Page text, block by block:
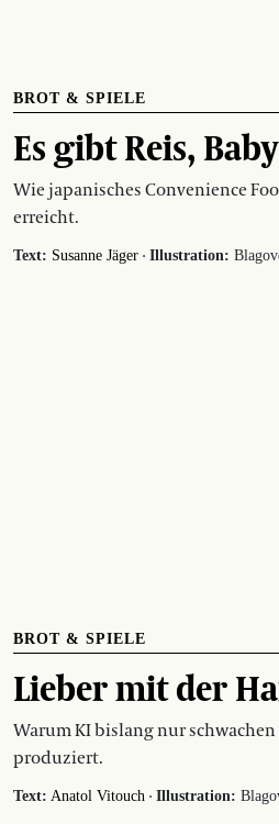
BROT & SPIELE
Es gibt Reis, Baby
Wie japanisches Convenience
erreicht.
Text: Susanne Jäger · Illustration:
BROT & SPIELE
Lieber mit der
Warum KI bislang nur
produziert.
Text: Anatol Vitouch · Illustration: